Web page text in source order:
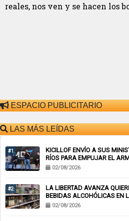
reales, nos ven y se hacen los
ESPACIO PUBLICITARIO
LAS MÁS LEÍDAS
#1
KICILLOF ENVÍO A SUS
RÍOS PARA EMPUJAR EL
02/08/2026
#2
LA LIBERTAD AVANZA
BEBIDAS ALCOHÓLICAS EN
02/08/2026